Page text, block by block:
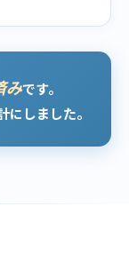
みです。
にしました。